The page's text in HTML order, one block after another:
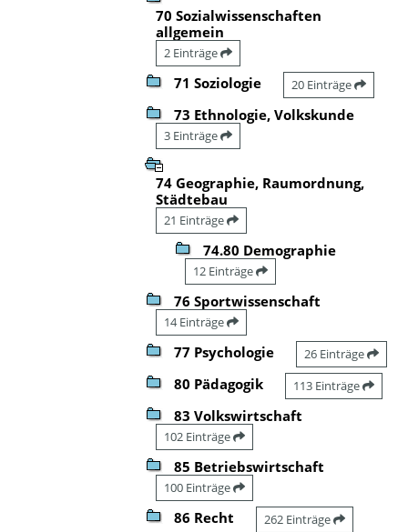
70 Sozialwissenschaften
allgemein
2 Einträge
71 Soziologie 20 Einträge
73 Ethnologie, Volkskunde
3 Einträge
74 Geographie, Raumordnung,
Städtebau
21 Einträge
74.80 Demographie
12 Einträge
76 Sportwissenschaft
14 Einträge
77 Psychologie 26 Einträge
80 Pädagogik 113 Einträge
83 Volkswirtschaft
102 Einträge
85 Betriebswirtschaft
100 Einträge
86 Recht 262 Einträge